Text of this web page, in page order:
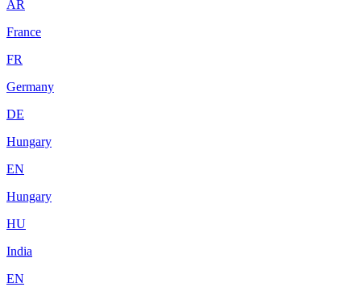
AR
France
FR
Germany
DE
Hungary
EN
Hungary
HU
India
EN